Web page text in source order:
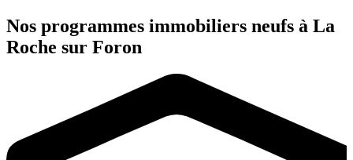
Nos programmes immobiliers neufs à La
Roche sur Foron